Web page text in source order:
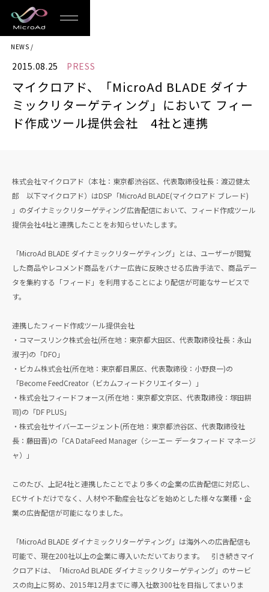
MicroAd
-
Redesigning
the
Future
NEWS
2015.08.25 PRESS
マイクロアド、「MicroAd BLADE ダイナ
ミックリターゲティング」において フィー
ド作成ツール提供会社 4社と連携
株式会社マイクロアド（本社：東京都渋谷区、代表取締役社長：渡辺健太
郎 以下マイクロアド）はDSP「MicroAd BLADE(マイクロアド ブレード)
」のダイナミックリターゲティング広告配信において、フィード作成ツール
提供会社4社と連携したことをお知らせいたします。
「MicroAd BLADE ダイナミックリターゲティング」とは、ユーザーが閲覧
した商品やレコメンド商品をバナー広告に反映させる広告手法で、商品デー
タを集約する「フィード」を利用することにより配信が可能なサービスで
す。
連携したフィード作成ツール提供会社
・コマースリンク株式会社(所在地：東京都大田区、代表取締役社長：永山
淑子)の「DFO」
・ビカム株式会社(所在地：東京都目黒区、代表取締役：小野良一)の
「Become FeedCreator（ビカムフィードクリエイター）」
・株式会社フィードフォース(所在地：東京都文京区、代表取締役：塚田耕
司)の「DF PLUS」
・株式会社サイバーエージェント(所在地：東京都渋谷区、代表取締役社
長：藤田晋)の「CA DataFeed Manager（シーエー データフィード マネージ
ャ）」
このたび、上記4社と連携したことでより多くの企業の広告配信に対応し、
ECサイトだけでなく、人材や不動産会社などを始めとした様々な業種・企
業の広告配信が可能になりました。
「MicroAd BLADE ダイナミックリターゲティング」は海外への広告配信も
可能で、現在200社以上の企業に導入いただいております。 引き続きマイ
クロアドは、「MicroAd BLADE ダイナミックリターゲティング」のサービ
スの向上に努め、2015年12月までに導入社数300社を目指してまいりま